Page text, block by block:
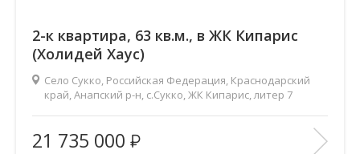
2-к квартира, 63 кв.м., в ЖК Кипарис
(Холидей Хаус)
Село Сукко, Российская Федерация, Краснодарский
край, Анапский р-н, с.Сукко, ЖК Кипарис, литер 7
Площадь (общ/жил/кух), м2:
63/25.2/27.3
Количество комнат:
2
21 735 000